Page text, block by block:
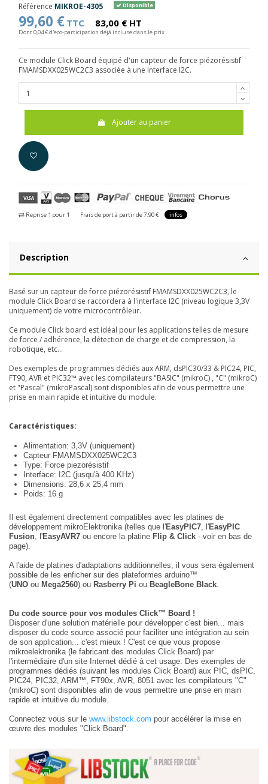
Référence MIKROE-4305 Disponible
99,60 € TTC 83,00 € HT
Dont 0,04 € d'eco-participation déjà incluse dans le prix
Ce module Click Board équipé d'un capteur de force piézorésistif
FMAMSDXX025WC2C3 associée à une interface I2C.
Ajouter au panier
Reprise 1 pour 1 Frais de port à partir de 7.90 € infos
Description
Basé sur un capteur de force piézorésistif FMAMSDXX025WC2C3, le
module Click Board se raccordera à l'interface I2C (niveau logique 3,3V
uniquement) de votre microcontrôleur.
Ce module Click board est idéal pour les applications telles de mesure
de force / adhérence, la détection de charge et de compression, la
robotique, etc...
Des exemples de programmes dédiés aux ARM, dsPIC30/33 & PIC24, PIC,
FT90, AVR et PIC32™ avec les compilateurs "BASIC" (mikroC) , "C" (mikroC)
et "Pascal" (mikroPascal) sont disponibles afin de vous permettre une
prise en main rapide et intuitive du module.
Caractéristiques:
Alimentation: 3,3V (uniquement)
Capteur FMAMSDXX025WC2C3
Type: Force piezorésistif
Interface: I2C (jusqu'à 400 KHz)
Dimensions: 28,6 x 25,4 mm
Poids: 16 g
Il est également directement compatibles avec les platines de
développement mikroElektronika (telles que l'EasyPIC7 , l'EasyPIC
Fusion , l'EasyAVR7 ou encore la platine Flip & Click - voir en bas de
page).
A l'aide de platines d'adaptations additionnelles, il vous sera également
possible de les enficher sur des plateformes arduino™
(UNO ou Mega2560) ou Rasberry Pi ou BeagleBone Black
Du code source pour vos modules Click™ Board !
Disposer d'une solution matérielle pour développer c'est bien... mais
disposer du code source associé pour faciliter une intégration au sein
de son application... c'est mieux ! C'est ce que vous propose
mikroelektronika (le fabricant des modules Click Board) par
l'intermédiaire d'un site Internet dédié à cet usage. Des exemples de
programmes dédiés (suivant les modules Click Board) aux PIC, dsPIC,
PIC24, PIC32, ARM™, FT90x, AVR, 8051 avec les compilateurs "C"
(mikroC) sont disponibles afin de vous permettre une prise en main
rapide et intuitive du module.
Connectez vous sur le www.libstock.com pour accélérer la mise en
œuvre des modules "Click Board".